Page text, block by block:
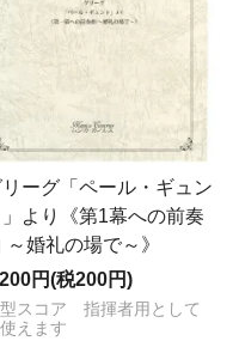
リーグ「ペール・ギュン
」より《第1幕への前奏
～婚礼の場で～》
円(税200円)
スコア 指揮者用として
えます